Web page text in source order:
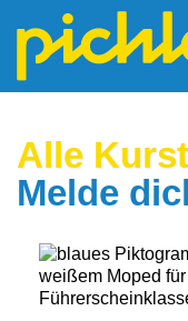
Moped
A - Scheine +
B - Scheine
C - Schein
F - Schein
Team
Kursorte
Neufelden
Aigen-Schlägl
Service
Downloads
Kontakt
Alle
Melde